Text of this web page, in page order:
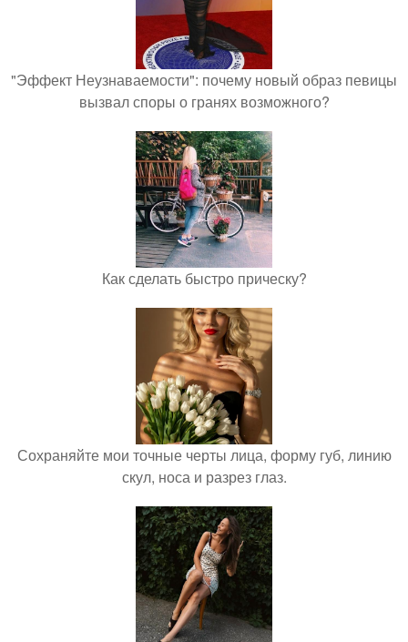
"Эффект Неузнаваемости": почему новый образ певицы
вызвал споры о гранях возможного?
Как сделать быстро прическу?
Сохраняйте мои точные черты лица, форму губ, линию
скул, носа и разрез глаз.